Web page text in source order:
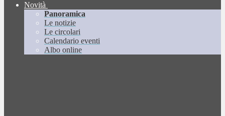
Novità
Panoramica
Le notizie
Le circolari
Calendario eventi
Albo online